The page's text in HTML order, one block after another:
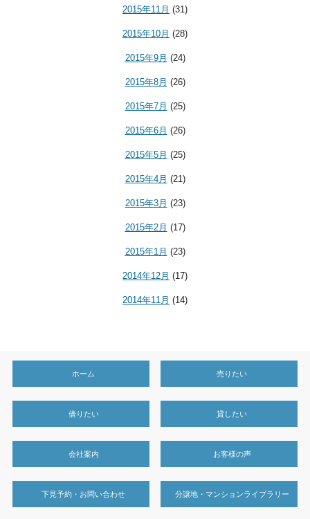
2015年11月 (31)
2015年10月 (28)
2015年9月 (24)
2015年8月 (26)
2015年7月 (25)
2015年6月 (26)
2015年5月 (25)
2015年4月 (21)
2015年3月 (23)
2015年2月 (17)
2015年1月 (23)
2014年12月 (17)
2014年11月 (14)
ホーム 売りたい
借りたい 貸したい
会社案内 お客様の声
下見予約・お問い合わせ 分譲地・マンションライブラリー